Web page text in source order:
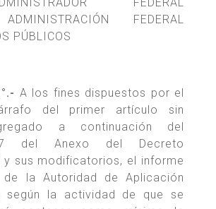
FEDERAL
PÚBLICOS
A los fines dispuestos por el
del primer artículo sin
a continuación del
del Anexo del Decreto
y sus modificatorios, el informe
de la Autoridad de Aplicación
según la actividad de que se